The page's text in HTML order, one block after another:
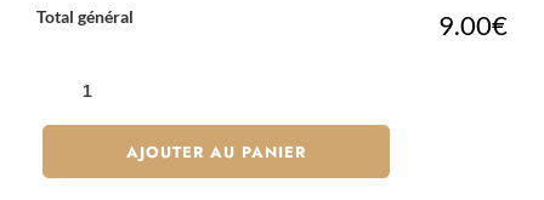
Total général 9.00€
ROLLS
AJOUTER AU PANIER